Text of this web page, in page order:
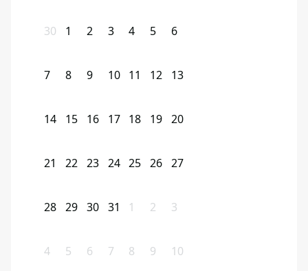
30 1 2 3 4 5 6
7 8 9 10 11 12 13
14 15 16 17 18 19 20
21 22 23 24 25 26 27
28 29 30 31 1 2 3
4 5 6 7 8 9 10